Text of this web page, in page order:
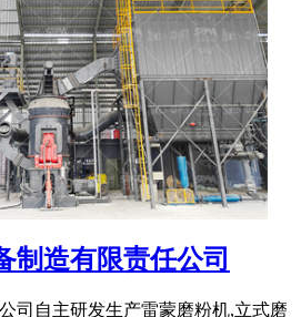
制造有限责任公司
司自主研发生产雷蒙磨粉机,立式磨